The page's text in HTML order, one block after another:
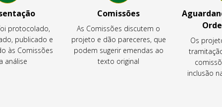
protocolado,
publicado e
às Comissões
análise
Comissões
As Comissões discutem o
projeto e dão pareceres, que
podem sugerir emendas ao
texto original
Os
inclusão